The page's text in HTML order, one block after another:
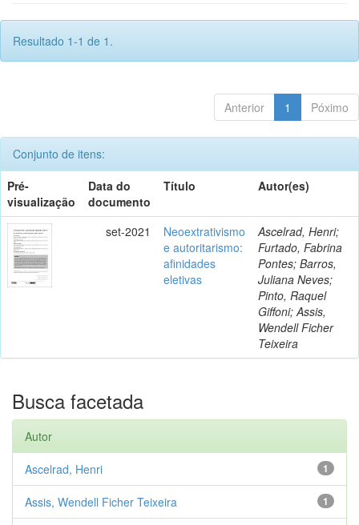
Resultado 1-1 de 1.
Anterior 1 Póximo
Conjunto de itens:
Pré-
visualização
Data do
documento
Título Autor(es)
set-2021
Neoextrativismo
e autoritarismo:
afinidades
eletivas
Ascelrad, Henri;
Furtado, Fabrina
Pontes; Barros,
Juliana Neves;
Pinto, Raquel
Giffoni; Assis,
Wendell Ficher
Teixeira
Busca facetada
Autor
1
Ascelrad, Henri
1
Assis, Wendell Ficher Teixeira